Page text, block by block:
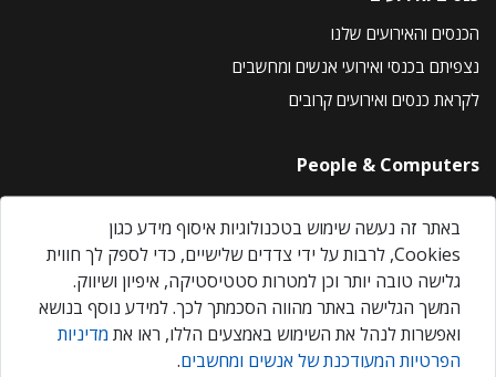
הכנסים והאירועים שלנו
נצפיתם בכנסי ואירועי אנשים ומחשבים
לקראת כנסים ואירועים קרובים
People & Computers
About Us
Privacy Policy
Contact Us
Our Events
באתר זה נעשה שימוש בטכנולוגיות איסוף מידע כגון
Cookies, לרבות על ידי צדדים שלישיים, כדי לספק לך חווית
גלישה טובה יותר וכן למטרות סטטיסטיקה, איפיון ושיווק.
המשך הגלישה באתר מהווה הסכמתך לכך. למידע נוסף בנושא
ואפשרות לנהל את השימוש באמצעים הללו, ראו את מדיניות
הפרטיות המעודכנת של אנשים ומחשבים.